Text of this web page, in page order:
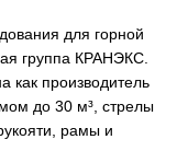
для горной
группа КРАНЭКС.
как производитель
до 30 м³, стрелы
рамы и